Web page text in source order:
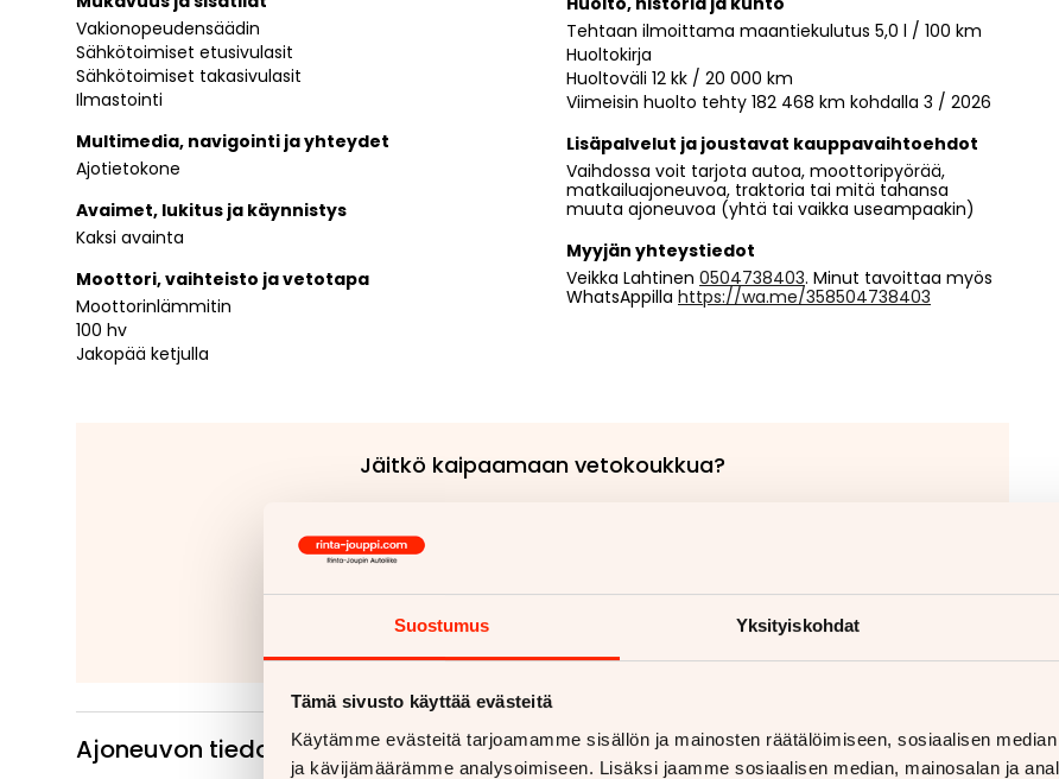
Suostumus Yksityiskohdat
Tämä sivusto käyttää evästeitä
Käytämme evästeitä tarjoamamme sisällön ja mainosten räätälöimiseen, sosiaalisen
ja kävijämäärämme analysoimiseen. Lisäksi jaamme sosiaalisen median, mainosalan ja
Vakionopeudensäädin
Sähkötoimiset etusivulasit
Sähkötoimiset takasivulasit
Ilmastointi
Multimedia, navigointi ja yhteydet
Ajotietokone
Avaimet, lukitus ja käynnistys
Kaksi avainta
Moottori, vaihteisto ja vetotapa
Moottorinlämmitin
100 hv
Jakopää ketjulla
Tehtaan ilmoittama maantiekulutus 5,0 l / 100 km
Huoltokirja
Huoltoväli 12 kk / 20 000 km
Viimeisin huolto tehty 182 468 km kohdalla 3 / 2026
Lisäpalvelut ja joustavat kauppavaihtoehdot
Vaihdossa voit tarjota autoa, moottoripyörää,
matkailuajoneuvoa, traktoria tai mitä tahansa
muuta ajoneuvoa (yhtä tai vaikka useampaakin)
Myyjän yhteystiedot
Veikka Lahtinen 0504738403. Minut tavoittaa myös
WhatsAppilla https://wa.me/358504738403
Jäitkö kaipaamaan vetokoukkua?
Ajoneuvon tiedot